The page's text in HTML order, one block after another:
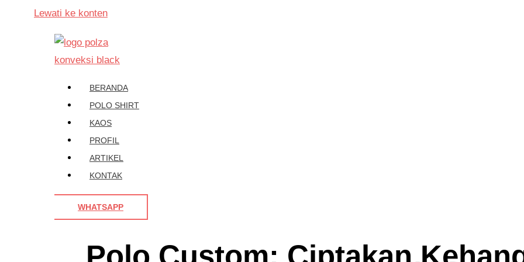
Lewati ke konten
BERANDA
POLO SHIRT
KAOS
PROFIL
ARTIKEL
KONTAK
WHATSAPP